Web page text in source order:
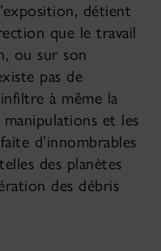
détient
que le travail
ou sur son
pas de
à même la
et les
d’innombrables
des planètes
des débris